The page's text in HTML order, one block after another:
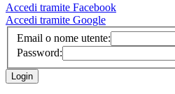
Accedi tramite Facebook
Accedi tramite Google
Email o nome utente:
Password: